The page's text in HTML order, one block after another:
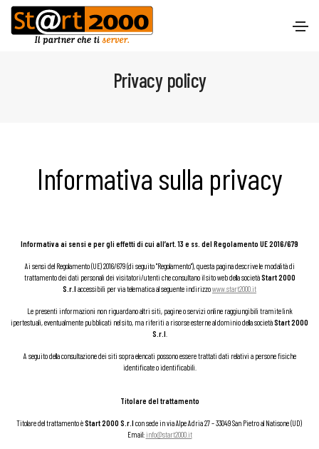
Privacy policy
Informativa sulla privacy
Informativa ai sensi e per gli effetti di cui all’art. 13 e ss. del Regolamento UE 2016/679
Ai sensi del Regolamento (UE) 2016/679 (di seguito "Regolamento"), questa pagina descrive le modalità di
trattamento dei dati personali dei visitatori/utenti che consultano il sito web della societàStart 2000
S.r.l accessibili per via telematica al seguente indirizzowww.start2000.it
Le presenti informazioni non riguardano altri siti, pagine o servizi online raggiungibili tramite link
ipertestuali, eventualmente pubblicati nel sito, ma riferiti a risorse esterne al dominio della societàStart 2000
S.r.l
A seguito della consultazione dei siti sopra elencati possono essere trattati dati relativi a persone fisiche
identificate o identificabili.
Titolare del trattamento
Titolare del trattamento èStart 2000 S.r.l con sede in via Alpe Adria 27 – 33049 San Pietro al Natisone (UD)
Email:info@start2000.it